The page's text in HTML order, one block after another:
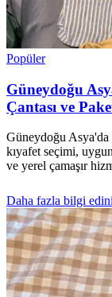
Popüler
Güneydoğu
Çantası ve
Güneydoğu Asya'da
kıyafet seçimi,
ve yerel çamaşır
Daha fazla bilgi